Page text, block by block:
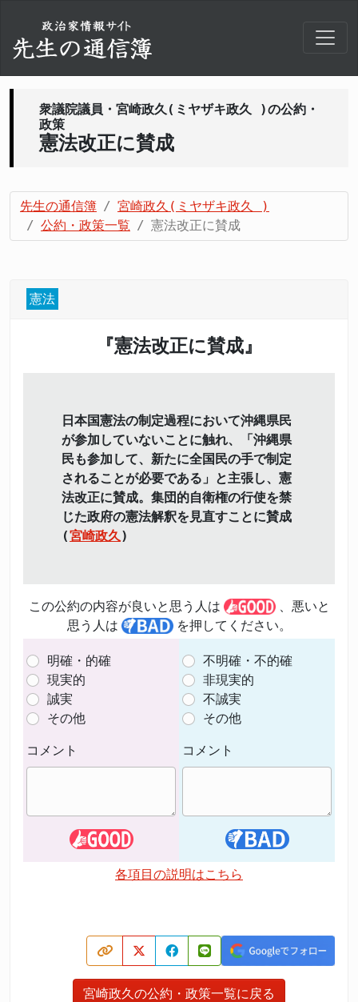
衆議院議員・宮崎政久(ミヤザキ政久 )の公約・
政策
憲法改正に賛成
先生の通信簿
宮崎政久(ミヤザキ政久 )
公約・政策一覧
憲法改正に賛成
憲法
『憲法改正に賛成』
日本国憲法の制定過程において沖縄県民
が参加していないことに触れ、「沖縄県
民も参加して、新たに全国民の手で制定
されることが必要である」と主張し、憲
法改正に賛成。集団的自衛権の行使を禁
じた政府の憲法解釈を見直すことに賛成
(宮崎政久 )
この公約の内容が良いと思う人は
、悪いと
思う人は
を押してください。
明確・的確
現実的
誠実
その他
コメント
不明確・不的確
非現実的
不誠実
その他
コメント
各項目の説明はこちら
宮崎政久の公約・政策一覧に戻る